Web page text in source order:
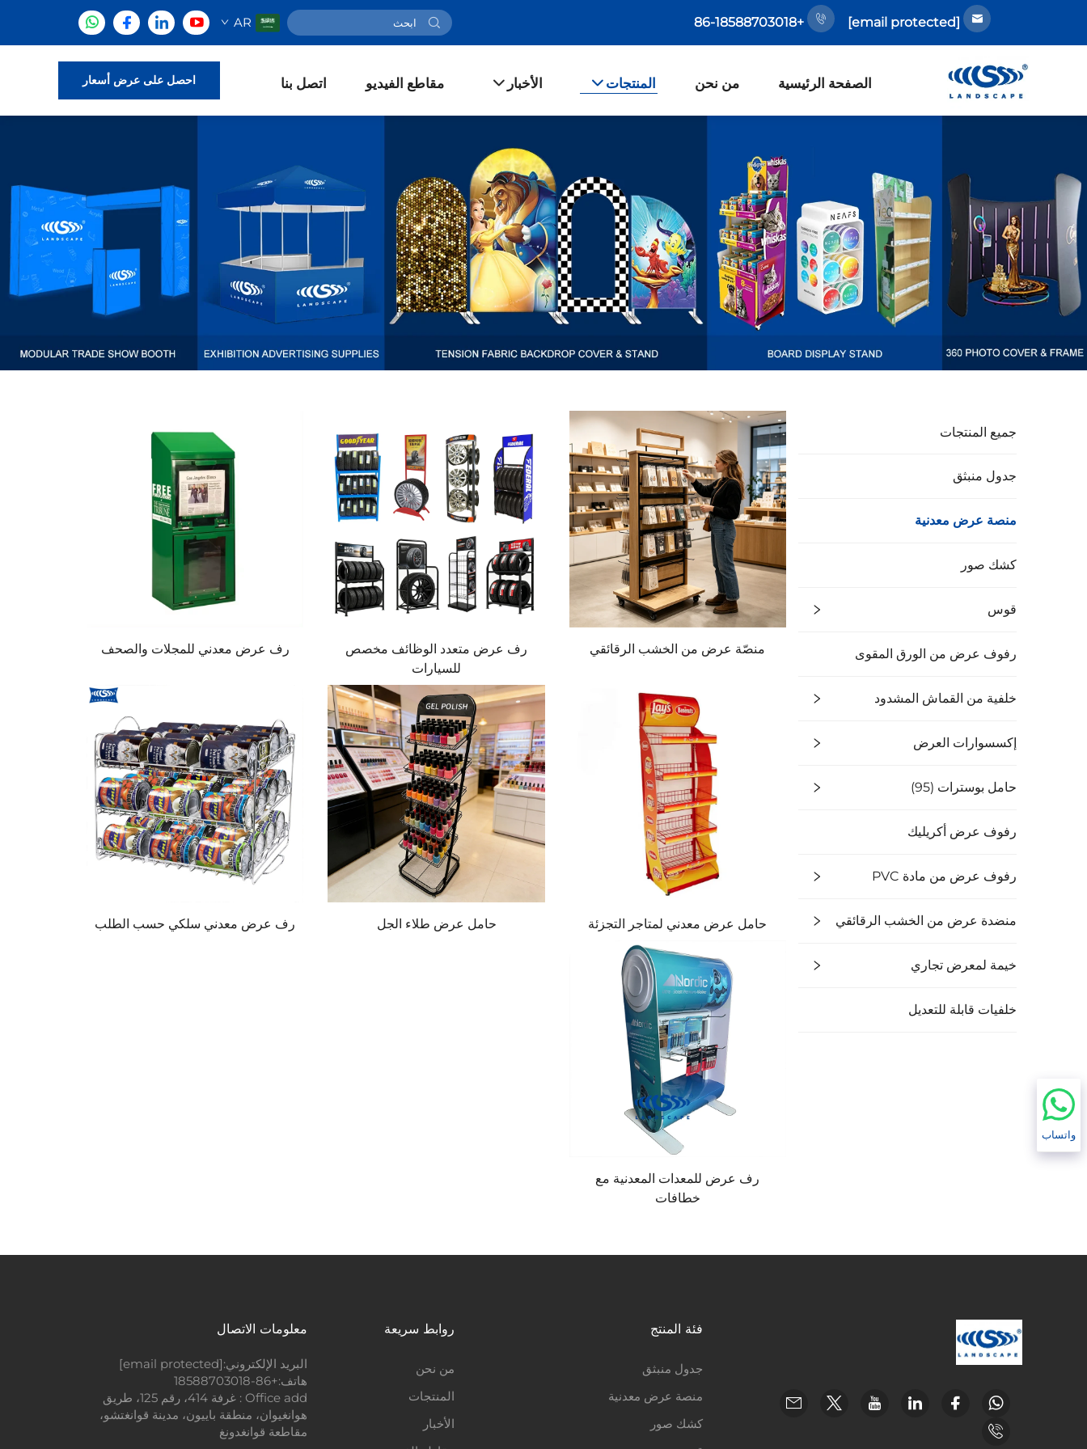
[email protected]
+86-18588703018
AR
الصفحة الرئيسية من نحن المنتجات الأخبار مقاطع الفيديو اتصل بنا احصل على عرض أسعار
جميع المنتجات
جدول منبثق
منصة عرض معدنية
كشك صور
قوس
رفوف عرض من الورق المقوى
خلفية من القماش المشدود
إكسسوارات العرض
حامل بوسترات (95)
رفوف عرض أكريليك
رفوف عرض من مادة PVC
منضدة عرض من الخشب الرقائقي
خيمة لمعرض تجاري
خلفيات قابلة للتعديل
منصّة عرض من الخشب الرقائقي
رف عرض متعدد الوظائف مخصص
للسيارات
رف عرض معدني للمجلات والصحف
حامل عرض معدني لمتاجر التجزئة حامل عرض طلاء الجل رف عرض معدني سلكي حسب الطلب
رف عرض للمعدات المعدنية مع
خطافات
واتساب
فئة المنتج
جدول منبثق
منصة عرض معدنية
كشك صور
روابط سريعة
من نحن
المنتجات
الأخبار
معلومات الاتصال
البريد الإلكتروني:[email protected]
هاتف:+86-18588703018
Office add : غرفة 414، رقم 125، طريق
هوانغيوان، منطقة باييون، مدينة قوانغتشو،
مقاطعة قوانغدونغ